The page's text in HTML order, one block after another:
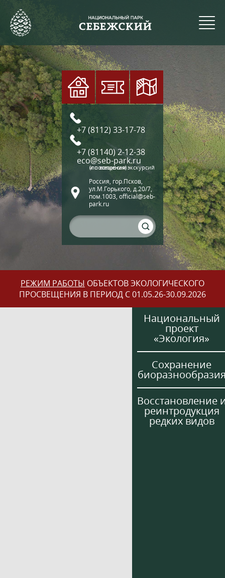
+7 (8112) 33-17-78
+7 (81140) 2-12-38
eco@seb-park.ru
(по вопросам экскурсий и посещения)
Россия, гор.Псков,
ул.М.Горького, д.20/7,
пом.1003, official@seb-
park.ru
РЕЖИМ РАБОТЫ ОБЪЕКТОВ ЭКОЛОГИЧЕСКОГО
ПРОСВЕЩЕНИЯ В ПЕРИОД С 01.05.26-30.09.2026
Национальный
проект
«Экология»
Сохранение
Восстановление
реинтродукция
редких видов